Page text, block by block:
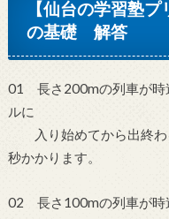
【仙台の学習塾
の基礎 解答
01 長さ200mの列車が時
ルに
入り始めてから
秒かかります。
02 長さ100mの列車が時